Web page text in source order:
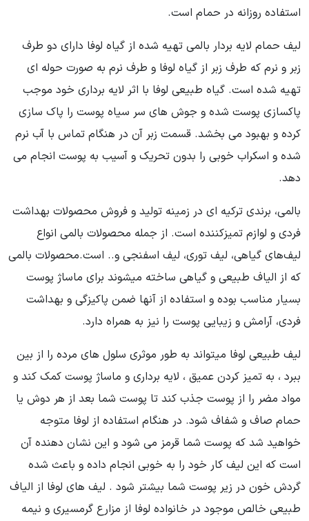
استفاده روزانه در حمام است.
لیف حمام لایه بردار بالمی تهیه شده از گیاه لوفا دارای دو طرف
زبر و نرم که طرف زبر از گیاه لوفا و طرف نرم به صورت حوله ای
تهیه شده است. گیاه طبیعی لوفا با اثر لایه برداری خود موجب
پاکسازی پوست شده و جوش های سر سیاه پوست را پاک سازی
کرده و بهبود می بخشد. قسمت زبر آن در هنگام تماس با آب نرم
شده و اسکراب خوبی را بدون تحریک و آسیب به پوست انجام می
دهد.
بالمی، برندی ترکیه ای در زمینه تولید و فروش محصولات بهداشت
فردی و لوازم تمیزکننده است. از جمله محصولات بالمی انواع
لیف‌های گیاهی، لیف توری، لیف اسفنجی و.. است.محصولات بالمی
که از الیاف طبیعی و گیاهی ساخته میشوند برای ماساژ پوست
بسیار مناسب بوده و استفاده از آنها ضمن پاکیزگی و بهداشت
فردی، آرامش و زیبایی پوست را نیز به همراه دارد.
لیف طبیعی لوفا میتواند به طور موثری سلول های مرده را از بین
ببرد ، به تمیز کردن عمیق ، لایه برداری و ماساژ پوست کمک کند و
مواد مضر را از پوست جذب کند تا پوست شما بعد از هر دوش یا
حمام صاف و شفاف شود. در هنگام استفاده از لوفا متوجه
خواهید شد که پوست شما قرمز می شود و این نشان دهنده آن
است که این لیف کار خود را به خوبی انجام داده و باعث شده
گردش خون در زیر پوست شما بیشتر شود . لیف های لوفا از الیاف
طبیعی خالص موجود در خانواده لوفا از مزارع گرمسیری و نیمه